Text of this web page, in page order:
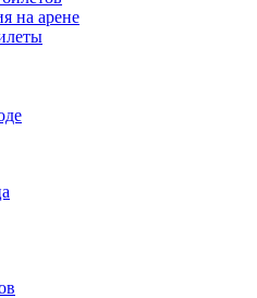
на арене